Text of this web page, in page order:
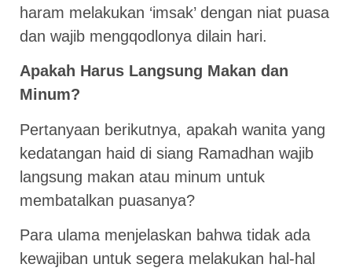
haram melakukan ‘imsak’ dengan niat puasa
dan wajib mengqodlonya dilain hari.
Apakah Harus Langsung Makan dan
Minum?
Pertanyaan berikutnya, apakah wanita yang
kedatangan haid di siang Ramadhan wajib
langsung makan atau minum untuk
membatalkan puasanya?
Para ulama menjelaskan bahwa tidak ada
kewajiban untuk segera melakukan hal-hal